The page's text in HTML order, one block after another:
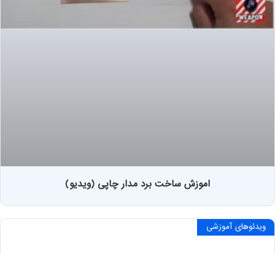
اموزش ساخت برد مدار چاپی (ویدیو)
ویدئوهای آموزشی